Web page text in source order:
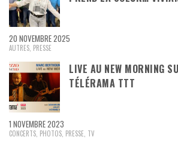
20 NOVEMBRE 2025
AUTRES PRESSE
LIVE AU NEW MORNING
TÉLÉRAMA TTT
1 NOVEMBRE 2023
CONCERTS PHOTOS PRESSE TV